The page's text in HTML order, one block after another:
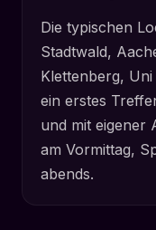
Die typischen
Stadtwald,
Klettenberg,
ein erstes
und mit eigener
am Vormittag,
abends.